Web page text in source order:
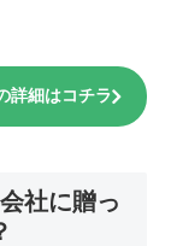
詳細はコチラ
社に贈っ